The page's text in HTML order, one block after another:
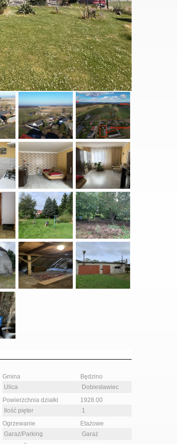
Gmina
Będzino
Ulica
Dobiesławiec
Powierzchnia działki
1928.00
Ilość pięter
1
Ogrzewanie
Etażowe
Garaż/Parking
Garaż